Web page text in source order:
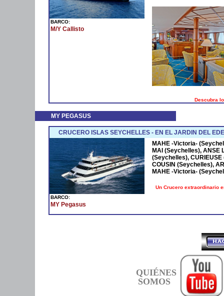
BARCO:
M/Y Callisto
Descubra
MY PEGASUS
CRUCERO ISLAS SEYCHELLES - EN EL JARDIN DEL
BARCO:
MY Pegasus
MAHE -Victoria-
MAI (Seychelles), ANSE
(Seychelles),
COUSIN (Seychelles),
MAHE -Victoria-
Un Crucero extraordinario
QUIÉNES
SOMOS